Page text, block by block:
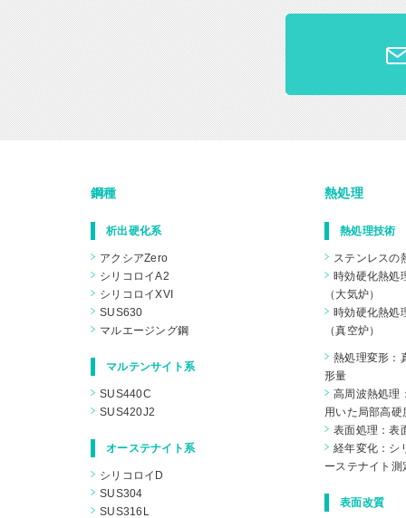
鋼種
析出硬化系
アクシアZero
シリコロイA2
シリコロイXVI
SUS630
マルエージング鋼
マルテンサイト系
SUS440C
SUS420J2
オーステナイト系
シリコロイD
SUS304
SUS316L
熱処理
熱処理技術
ステンレスの
時効硬化熱処
（大気炉）
時効硬化熱処
（真空炉）
熱処理変形：
形量
高周波熱処理
用いた局部高硬
表面処理：表
経年変化：シ
ーステナイト測
表面改質